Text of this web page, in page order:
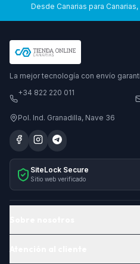
Desde Canarias para
La mejor tecnología con envío
+34 822 220 011
Pol. Ind. Granadilla, Nave 36
SiteLock Secure
Sitio web verificado